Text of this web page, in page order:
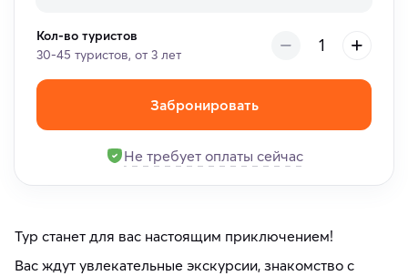
Кол-во туристов
30-45 туристов, от 3 лет
Забронировать
Не требует оплаты сейчас
Тур станет для вас настоящим приключением!
Вас ждут увлекательные экскурсии, знакомство с